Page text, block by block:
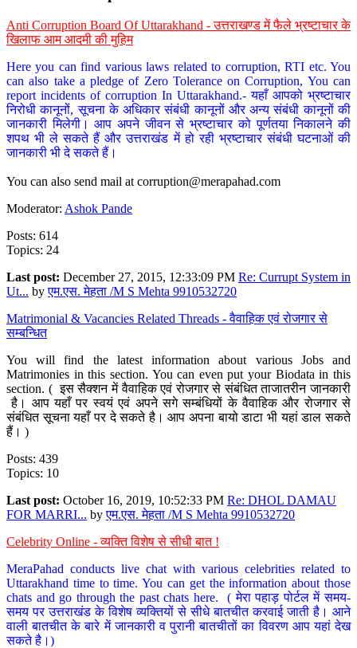
Anti Corruption Board Of Uttarakhand - उत्तराखण्ड में फैले भ्रष्टाचार के
खिलाफ आम आदमी की मुहिम
Here you can find various laws related to corruption, RTI etc. You
can also take a pledge of Zero Tolerance on Corruption, You can
report incidents of corruption In Uttarakhand.- यहाँ आपको भ्रष्टाचार
निरोधी कानूनों, सूचना के अधिकार संबंधी कानूनों और अन्य संबंधी कानूनों की
जानकारी मिलेगी। आप अपने जीवन से भ्रष्टाचार को पूर्णतया निकालने की
शपथ भी ले सकते हैं और उत्तराखंड में हो रही भ्रष्टाचार संबंधी घटनाओं की
जानकारी भी दे सकते हैं।
You can also send mail at corruption@merapahad.com
Moderator: Ashok Pande
Posts: 614
Topics: 24
Last post: December 27, 2015, 12:33:09 PM Re: Currupt System in
Ut... byएम.एस. मेहता /M S Mehta 9910532720
Matrimonial & Vacancies Related Threads - वैवाहिक एवं रोजगार से
सम्बन्धित
You will find the latest information about various Jobs and
Matrimonies in this section. You can even put your Biodata in this
section. ( इस सैक्शन में वैवाहिक एवं रोजगार से संबंधित ताजातरीन जानकारी
है। आप यहाँ पर स्वयं एवं अपने सगे सम्बंधियों के वैवाहिक और रोजगार से
संबंधित सूचना यहाँ पर दे सकते है। आप अपना बायो डाटा भी यहां डाल सकते
हैं। )
Posts: 439
Topics: 10
Last post: October 16, 2019, 10:52:33 PM Re: DHOL DAMAU
FOR MARRI... byएम.एस. मेहता /M S Mehta 9910532720
Celebrity Online - व्यक्ति विशेष से सीधी बात !
MeraPahad conducts live chat with various celebrities related to
Uttarakhand time to time. You can get the information about those
chats and go through the past chats here. ( मेरा पहाड़ पोर्टल में समय-
समय पर उत्तराखंड के विशेष व्यक्तियों से सीधे बातचीत करवाई जाती है। आने
वाली बातचीत के बारे में जानकारी व पुरानी बातचीतों का विवरण आप यहां देख
सकते है।)